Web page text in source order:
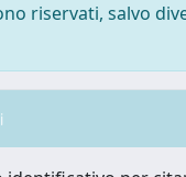
riservati, salvo